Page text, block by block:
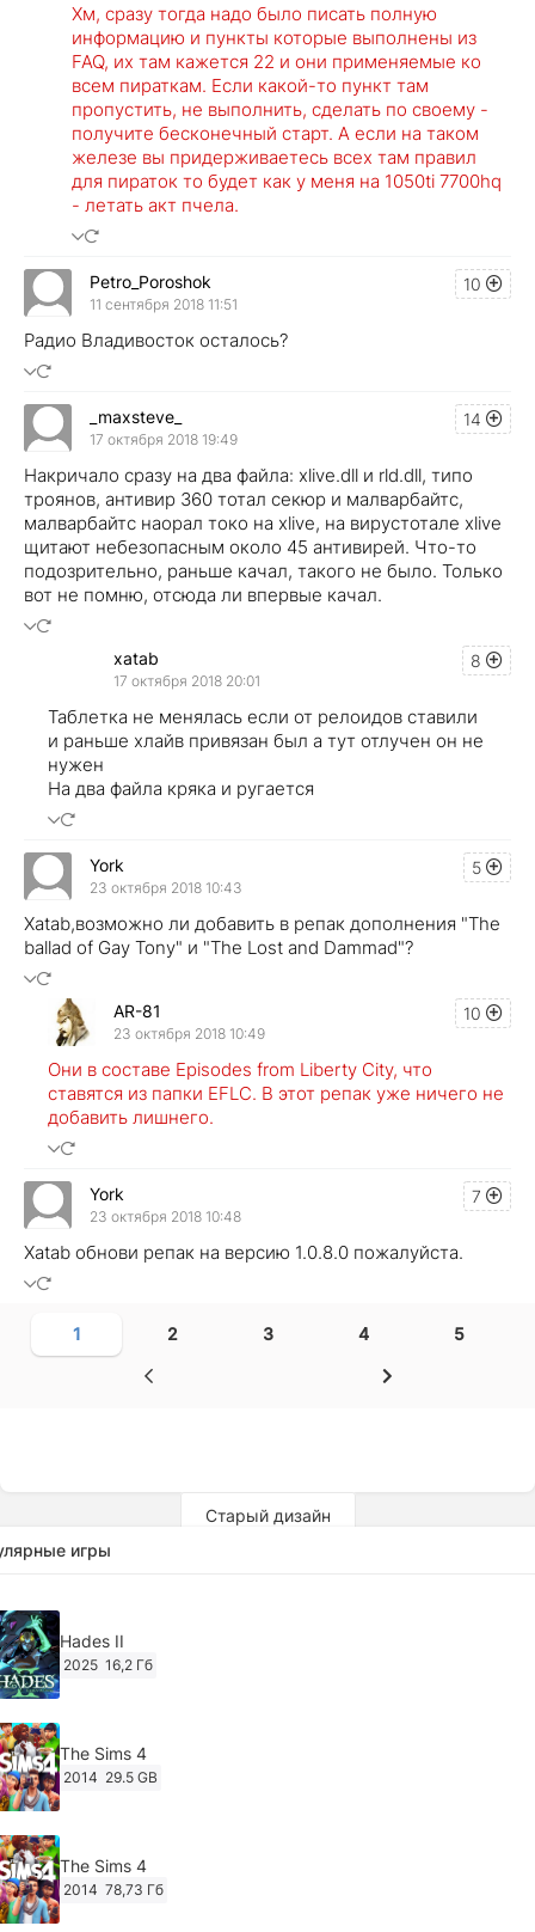
Хм, сразу тогда надо было писать полную
информацию и пункты которые выполнены из
FAQ, их там кажется 22 и они применяемые ко
всем пираткам. Если какой-то пункт там
пропустить, не выполнить, сделать по своему -
получите бесконечный старт. А если на таком
железе вы придерживаетесь всех там правил
для пираток то будет как у меня на 1050ti 7700hq
- летать акт пчела.
10
Petro_Poroshok
11 сентября 2018 11:51
Радио Владивосток осталось?
14
_maxsteve_
17 октября 2018 19:49
Накричало сразу на два файла: xlive.dll и rld.dll, типо
троянов, антивир 360 тотал секюр и малварбайтс,
малварбайтс наорал токо на xlive, на вирустотале xlive
щитают небезопасным около 45 антивирей. Что-то
подозрительно, раньше качал, такого не было. Только
вот не помню, отсюда ли впервые качал.
8
xatab
17 октября 2018 20:01
Таблетка не менялась если от релоидов ставили
и раньше хлайв привязан был а тут отлучен он не
нужен
На два файла кряка и ругается
5
York
23 октября 2018 10:43
Xatab,возможно ли добавить в репак дополнения "The
ballad of Gay Tony" и "The Lost and Dammad"?
10
AR-81
23 октября 2018 10:49
Они в составе Episodes from Liberty City, что
ставятся из папки EFLC. В этот репак уже ничего не
добавить лишнего.
7
York
23 октября 2018 10:48
Xatab обнови репак на версию 1.0.8.0 пожалуйста.
1 2 3 4 5
Старый дизайн
игры
Hades II
2025 16,2 Гб
The Sims 4
2014 29.5 GB
The Sims 4
2014 78,73 Гб